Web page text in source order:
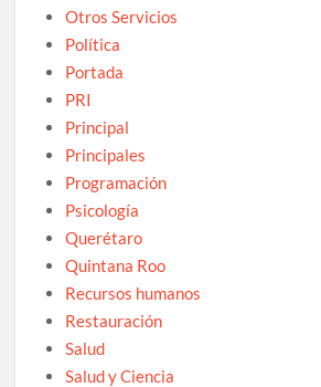
Otros Servicios
Política
Portada
PRI
Principal
Principales
Programación
Psicología
Querétaro
Quintana Roo
Recursos humanos
Restauración
Salud
Salud y Ciencia